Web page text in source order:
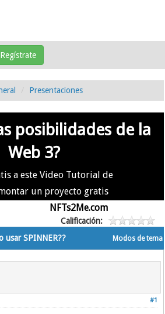
Regístrate
Presentaciones
posibilidades de la
Web 3?
a este Video Tutorial de
un proyecto gratis
NFTs2Me.com
Calificación:
Modos de tema
usar SPINNER??
#1